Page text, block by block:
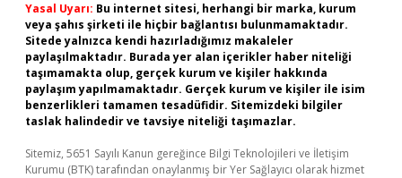
Yasal Uyarı: Bu internet sitesi, herhangi bir marka, kurum
veya şahıs şirketi ile hiçbir bağlantısı bulunmamaktadır.
Sitede yalnızca kendi hazırladığımız makaleler
paylaşılmaktadır. Burada yer alan içerikler haber niteliği
taşımamakta olup, gerçek kurum ve kişiler hakkında
paylaşım yapılmamaktadır. Gerçek kurum ve kişiler ile isim
benzerlikleri tamamen tesadüfidir. Sitemizdeki bilgiler
taslak halindedir ve tavsiye niteliği taşımazlar.
Sitemiz, 5651 Sayılı Kanun gereğince Bilgi Teknolojileri ve İletişim
Kurumu (BTK) tarafından onaylanmış bir Yer Sağlayıcı olarak hizmet